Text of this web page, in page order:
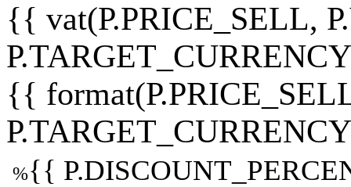
{{ vat(P.PRICE_SELL,
{{
%{{